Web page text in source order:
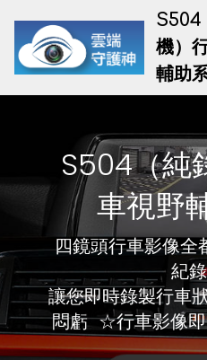
S504
機）
輔助
S504（純
車視野
四鏡頭行車影像全
紀錄
讓您即時錄製行車
悶虧 ☆行車影像